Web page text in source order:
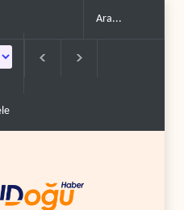
100'e varan g�..